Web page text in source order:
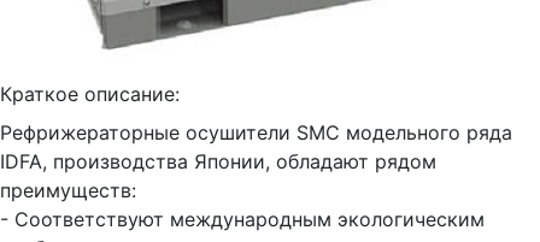
Краткое описание:
Рефрижераторные осушители SMC модельного ряда
IDFA, производства Японии, обладают рядом
преимуществ:
- Соответствуют международным экологическим